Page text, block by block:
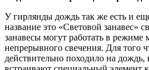
У гирлянды дождь так же есть и
название это «Световой занавес»
занавесы могут работать в
непрерывного свечения. Для того
действительно походило на